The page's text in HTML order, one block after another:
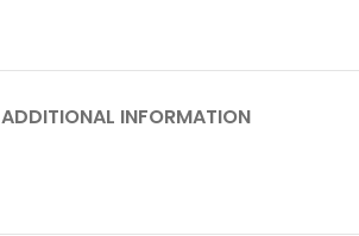
ADDITIONAL INFORMATION